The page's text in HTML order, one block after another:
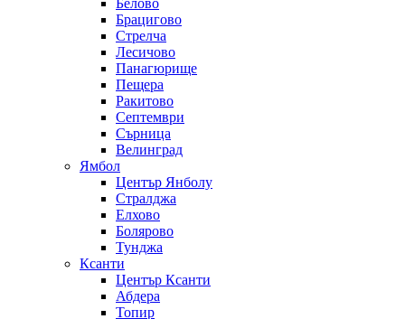
Белово
Брацигово
Стрелча
Лесичово
Панагюрище
Пещера
Ракитово
Септември
Сърница
Велинград
Ямбол
Център Янболу
Стралджа
Елхово
Болярово
Тунджа
Ксанти
Център Ксанти
Абдера
Топир